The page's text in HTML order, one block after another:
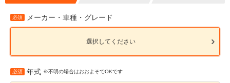
必須 メーカー・車種・グレード
選択してください
必須 年式 ※不明の場合はおおよそでOKです